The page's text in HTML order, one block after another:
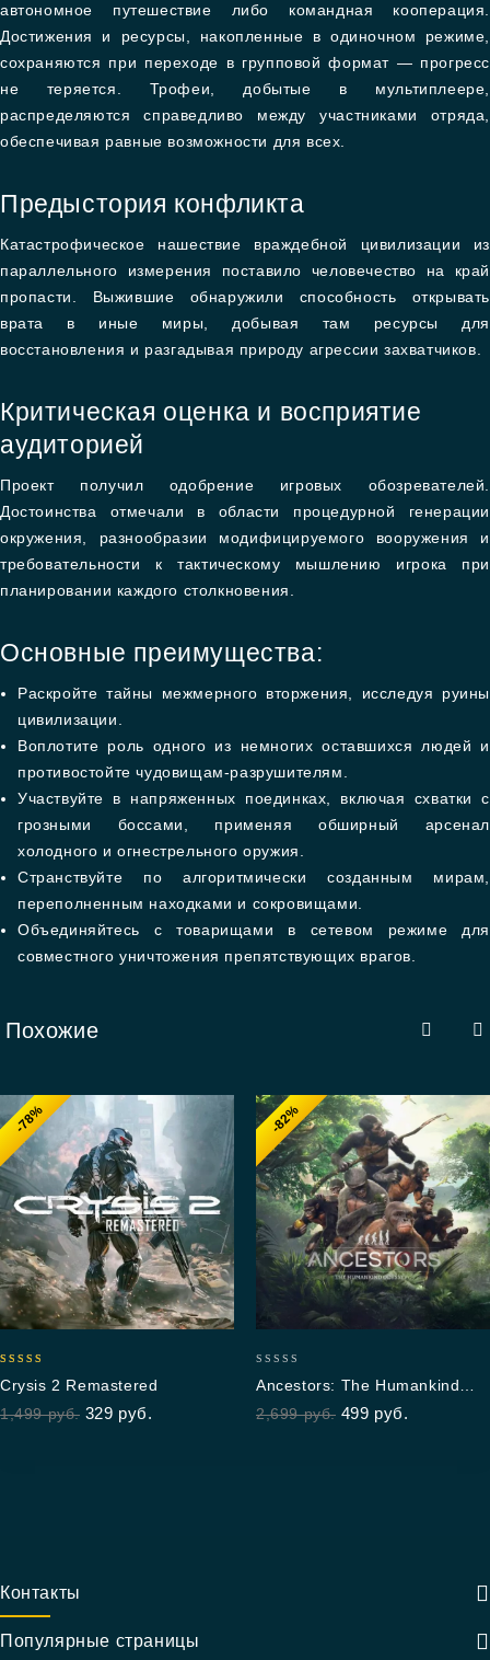
автономное путешествие либо командная кооперация.
Достижения и ресурсы, накопленные в одиночном режиме,
сохраняются при переходе в групповой формат — прогресс
не теряется. Трофеи, добытые в мультиплеере,
распределяются справедливо между участниками отряда,
обеспечивая равные возможности для всех.
Предыстория конфликта
Катастрофическое нашествие враждебной цивилизации из
параллельного измерения поставило человечество на край
пропасти. Выжившие обнаружили способность открывать
врата в иные миры, добывая там ресурсы для
восстановления и разгадывая природу агрессии захватчиков.
Критическая оценка и восприятие
аудиторией
Проект получил одобрение игровых обозревателей.
Достоинства отмечали в области процедурной генерации
окружения, разнообразии модифицируемого вооружения и
требовательности к тактическому мышлению игрока при
планировании каждого столкновения.
Основные преимущества:
Раскройте тайны межмерного вторжения, исследуя руины
цивилизации.
Воплотите роль одного из немногих оставшихся людей и
противостойте чудовищам-разрушителям.
Участвуйте в напряженных поединках, включая схватки с
грозными боссами, применяя обширный арсенал
холодного и огнестрельного оружия.
Странствуйте по алгоритмически созданным мирам,
переполненным находками и сокровищами.
Объединяйтесь с товарищами в сетевом режиме для
совместного уничтожения препятствующих врагов.
Похожие
-78%
out of 5
Crysis 2 Remastered
1,499руб. 329 руб.
-82%
out
of
Ancestors: The Humankind
Odyssey
2,699руб. 499 руб.
Контакты
Популярные страницы